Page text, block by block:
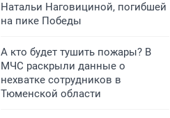
Натальи Наговициной, погибшей
на пике Победы
А кто будет тушить пожары? В
МЧС раскрыли данные о
нехватке сотрудников в
Тюменской области